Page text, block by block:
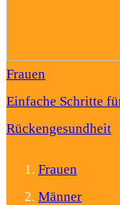
Frauen
Einfache Schritte
Rückengesundheit
Frauen
Männer